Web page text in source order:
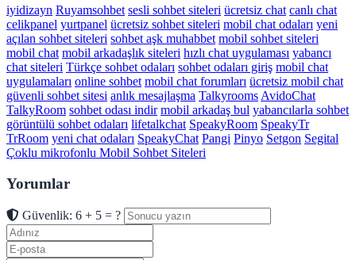
iyidizayn Ruyamsohbet sesli sohbet siteleri ücretsiz chat canlı chat
celikpanel yurtpanel ücretsiz sohbet siteleri mobil chat odaları yeni
açılan sohbet siteleri sohbet aşk muhabbet mobil sohbet siteleri
mobil chat mobil arkadaşlık siteleri hızlı chat uygulaması yabancı
chat siteleri Türkçe sohbet odaları sohbet odaları giriş mobil chat
uygulamaları online sohbet mobil chat forumları ücretsiz mobil chat
güvenli sohbet sitesi anlık mesajlaşma Talkyrooms AvidoChat
TalkyRoom sohbet odası indir mobil arkadaş bul yabancılarla sohbet
görüntülü sohbet odaları lifetalkchat SpeakyRoom SpeakyTr
TrRoom yeni chat odaları SpeakyChat Pangi Pinyo Setgon Segital
Çoklu mikrofonlu Mobil Sohbet Siteleri
Yorumlar
Güvenlik: 6 + 5 = ?